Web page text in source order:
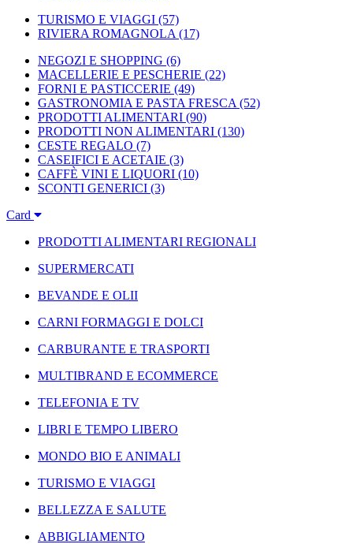
TURISMO E VIAGGI (57)
RIVIERA ROMAGNOLA (17)
NEGOZI E SHOPPING (6)
MACELLERIE E PESCHERIE (22)
FORNI E PASTICCERIE (49)
GASTRONOMIA E PASTA FRESCA (52)
PRODOTTI ALIMENTARI (90)
PRODOTTI NON ALIMENTARI (130)
CESTE REGALO (7)
CASEIFICI E ACETAIE (3)
CAFFÈ VINI E LIQUORI (10)
SCONTI GENERICI (3)
Card
PRODOTTI ALIMENTARI REGIONALI
SUPERMERCATI
BEVANDE E OLII
CARNI FORMAGGI E DOLCI
CARBURANTE E TRASPORTI
MULTIBRAND E ECOMMERCE
TELEFONIA E TV
LIBRI E TEMPO LIBERO
MONDO BIO E ANIMALI
TURISMO E VIAGGI
BELLEZZA E SALUTE
ABBIGLIAMENTO